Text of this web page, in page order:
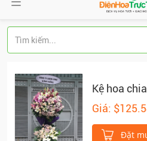
Kệ hoa
Giá:
Đặt